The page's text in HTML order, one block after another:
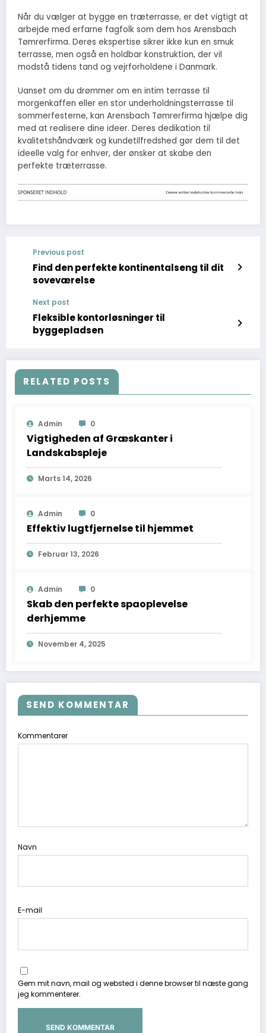
Når du vælger at bygge en træterrasse, er det vigtigt at
arbejde med erfarne fagfolk som dem hos Arensbach
Tømrerfirma. Deres ekspertise sikrer ikke kun en smuk
terrasse, men også en holdbar konstruktion, der vil
modstå tidens tand og vejrforholdene i Danmark.
Uanset om du drømmer om en intim terrasse til
morgenkaffen eller en stor underholdningsterrasse til
sommerfesterne, kan Arensbach Tømrerfirma hjælpe dig
med at realisere dine ideer. Deres dedikation til
kvalitetshåndværk og kundetilfredshed gør dem til det
ideelle valg for enhver, der ønsker at skabe den
perfekte træterrasse.
Previous post
Find den perfekte kontinentalseng til dit
soveværelse
Next post
Fleksible kontorløsninger til
byggepladsen
RELATED POSTS
Admin 0
Vigtigheden af Græskanter i
Landskabspleje
Marts 14, 2026
Admin 0
Effektiv lugtfjernelse til hjemmet
Februar 13, 2026
Admin 0
Skab den perfekte spaoplevelse
derhjemme
November 4, 2025
SEND KOMMENTAR
Kommentarer
Navn
E-mail
Gem mit navn, mail og websted i denne browser til næste gang
jeg kommenterer.